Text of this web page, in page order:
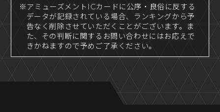
※アミューズメントICカードに公序・良俗に反する
データが記録されている場合、ランキングから予
告なく削除させていただくことがございます。ま
た、その判断に関するお問い合わせにはお応えで
きかねますので予めご了承ください。